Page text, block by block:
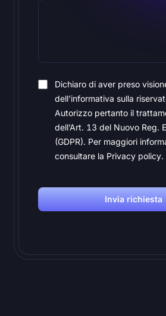
Dichiaro di aver preso
dell'informativa sulla
Autorizzo pertanto il
dell’Art. 13 del Nuovo Reg.
(GDPR). Per maggiori
consultare la Privacy policy.
Invia richiesta